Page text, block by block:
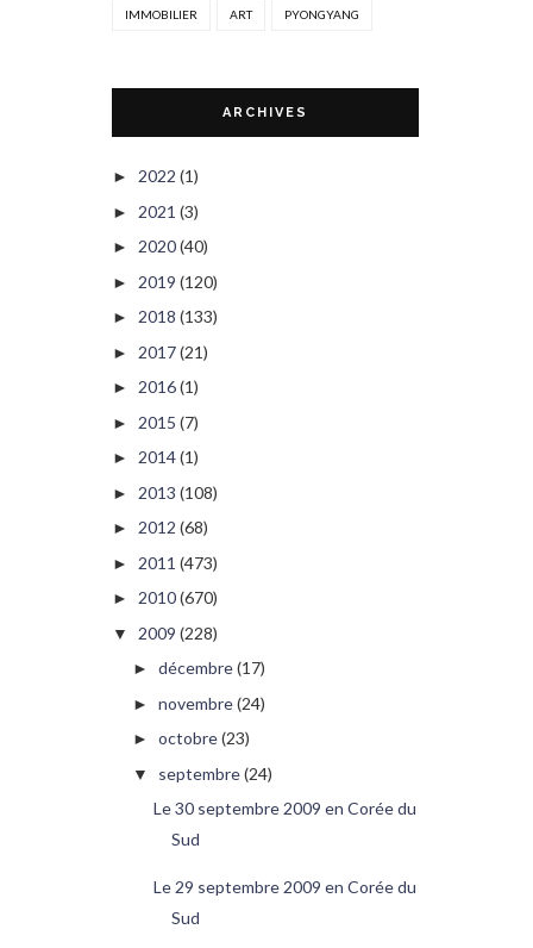
IMMOBILIER ART PYONGYANG
ARCHIVES
► 2022 (1)
► 2021 (3)
► 2020(40)
► 2019 (120)
► 2018 (133)
► 2017(21)
► 2016(1)
► 2015 (7)
► 2014(1)
► 2013 (108)
► 2012 (68)
► 2011 (473)
► 2010(670)
▼ 2009 (228)
► décembre(17)
► novembre(24)
► octobre(23)
▼ septembre(24)
Le 30 septembre 2009 en Corée du
Sud
Le 29 septembre 2009 en Corée du
Sud